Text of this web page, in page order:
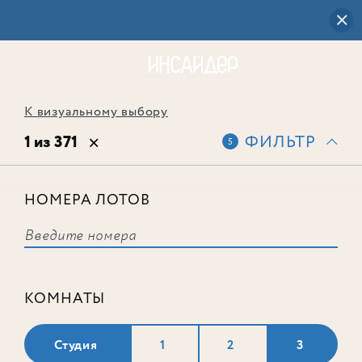
К визуальному выбору
1 из 371 5 ФИЛЬТР
НОМЕРА ЛОТОВ
КОМНАТЫ
Студия 1 2 3